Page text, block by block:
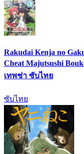
Rakudai Kenja no
Cheat Majutsushi
เทพซ่า ซับไทย
ซับไทย